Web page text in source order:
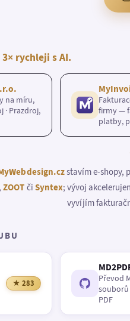
3× rychleji s AI.
na míru,
· Prazdroj,
firmy —
platby,
stavím e-shopy,
,ZOOT či Syntex; vývoj
vyvíjím
★ 283
Převod
souborů
PDF